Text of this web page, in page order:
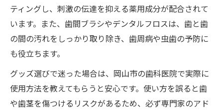
ティングし、刺激の伝達を抑える薬用成分が配合されて
います。また、歯間ブラシやデンタルフロスは、歯と歯
の間の汚れをしっかり取り除き、歯周病や虫歯の予防に
も役立ちます。
グッズ選びで迷った場合は、岡山市の歯科医院で実際に
使用方法を教えてもらうと安心です。使い方を誤ると歯
や歯茎を傷つけるリスクがあるため、必ず専門家のアド